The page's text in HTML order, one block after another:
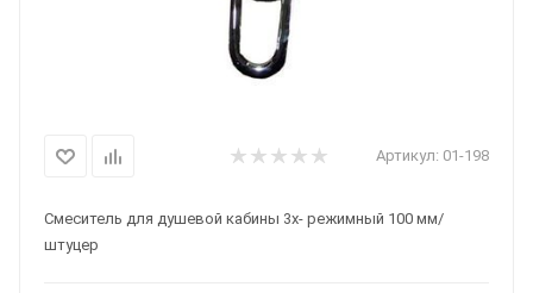
Артикул: 01-198
Смеситель для душевой кабины 3х- режимный 100 мм/
штуцер